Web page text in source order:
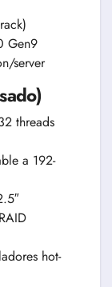
Gen9
server
threads
a 192-
hot-